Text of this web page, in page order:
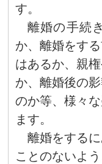
す。
離婚の手続
か、離婚をす
はあるか、親
か、離婚後の
のか等、様々
ます。
離婚をする
ことのないよ